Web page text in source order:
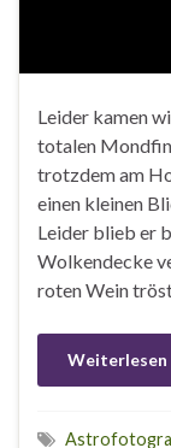
Leider kamen
totalen
trotzdem am
einen kleinen
Leider blieb er
Wolkendecke
roten Wein
Weiterlesen